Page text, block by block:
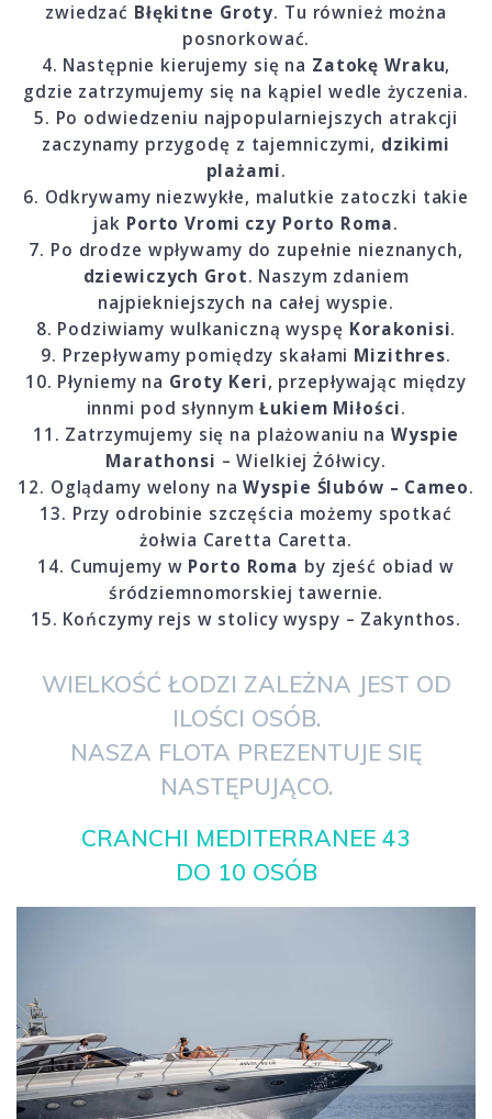
zwiedzać Błękitne Groty. Tu również można
posnorkować.
4. Następnie kierujemy się na Zatokę Wraku,
gdzie zatrzymujemy się na kąpiel wedle życzenia.
5. Po odwiedzeniu najpopularniejszych atrakcji
zaczynamy przygodę z tajemniczymi, dzikimi
plażami.
6. Odkrywamy niezwykłe, malutkie zatoczki takie
jak Porto Vromi czy Porto Roma.
7. Po drodze wpływamy do zupełnie nieznanych,
dziewiczych Grot. Naszym zdaniem
najpiekniejszych na całej wyspie.
8. Podziwiamy wulkaniczną wyspę Korakonisi.
9. Przepływamy pomiędzy skałami Mizithres.
10. Płyniemy na Groty Keri, przepływając między
innmi pod słynnymŁukiem Miłości.
11. Zatrzymujemy się na plażowaniu na Wyspie
Marathonsi – Wielkiej Żółwicy.
12. Oglądamy welony naWyspie Ślubów – Cameo.
13. Przy odrobinie szczęścia możemy spotkać
żołwia Caretta Caretta.
14. Cumujemy w Porto Roma by zjeść obiad w
śródziemnomorskiej tawernie.
15. Kończymy rejs w stolicy wyspy – Zakynthos.
WIELKOŚĆ ŁODZI ZALEŻNA JEST OD
ILOŚCI OSÓB.
NASZA FLOTA PREZENTUJE SIĘ
NASTĘPUJĄCO.
CRANCHI MEDITERRANEE 43
DO 10 OSÓB